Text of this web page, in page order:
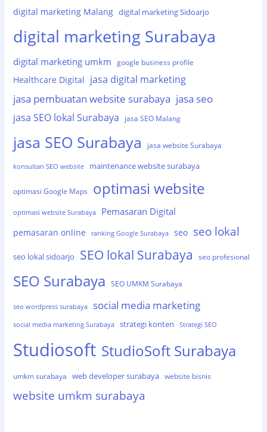
digital marketing Malang digital marketing Sidoarjo
digital marketing Surabaya
digital marketing umkm google business profile
Healthcare Digital jasa digital marketing
jasa pembuatan website surabaya jasa seo
jasa SEO lokal Surabaya jasa SEO Malang
jasa SEO Surabaya jasa website Surabaya
konsultan SEO website maintenance website surabaya
optimasi Google Maps optimasi website
optimasi website Surabaya Pemasaran Digital
pemasaran online ranking Google Surabaya seo seo lokal
seo lokal sidoarjo SEO lokal Surabaya seo profesional
SEO Surabaya SEO UMKM Surabaya
seo wordpress surabaya social media marketing
social media marketing Surabaya strategi konten Strategi SEO
Studiosoft StudioSoft Surabaya
umkm surabaya web developer surabaya website bisnis
website umkm surabaya